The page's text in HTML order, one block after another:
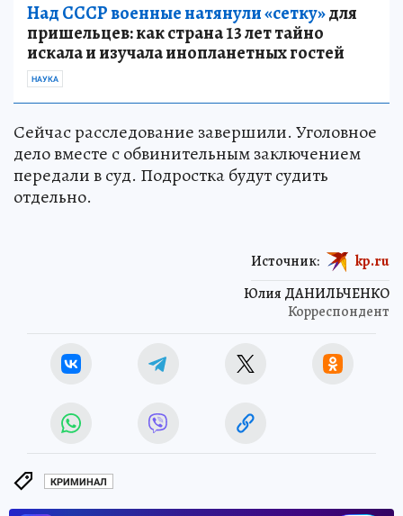
Над СССР военные натянули «сетку»для
пришельцев: как страна 13 лет тайно
искала и изучала инопланетных гостей
НАУКА
Сейчас расследование завершили. Уголовное
дело вместе с обвинительным заключением
передали в суд. Подростка будут судить
отдельно.
Юлия ДАНИЛЬЧЕНКО
Корреспондент
Источник: kp.ru
КРИМИНАЛ